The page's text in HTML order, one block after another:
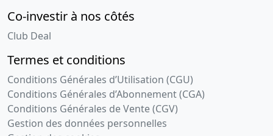
Co-investir à nos côtés
Club Deal
Termes et conditions
Conditions Générales d’Utilisation (CGU)
Conditions Générales d’Abonnement (CGA)
Conditions Générales de Vente (CGV)
Gestion des données personnelles